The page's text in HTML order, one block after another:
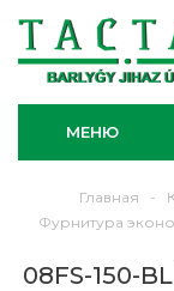
МЕНЮ
Главная -
Фурнитура
08FS-150-